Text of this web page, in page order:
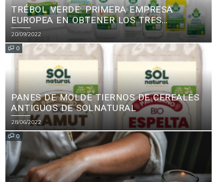
TRÉBOL VERDE: PRIMERA EMPRESA
EUROPEA EN OBTENER LOS TRES
PRINCIPALES CERTIFICADOS ECOLÓGICOS
PARA PRODUCTOS DE LIMPIEZA
20/09/2022
0
PANES DE MOLDE TIERNOS DE CEREALES
ANTIGUOS DE SOLNATURAL
28/06/2022
0